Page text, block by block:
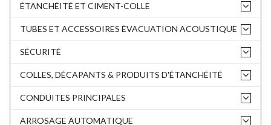
ÉTANCHÉITÉ ET CIMENT-COLLE
TUBES ET ACCESSOIRES ÉVACUATION ACOUSTIQUE
SÉCURITÉ
COLLES, DÉCAPANTS & PRODUITS D'ÉTANCHÉITÉ
CONDUITES PRINCIPALES
ARROSAGE AUTOMATIQUE